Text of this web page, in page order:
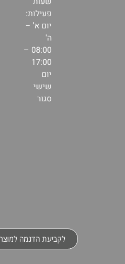
פעילות:
יום א' –
ה'
08:00 –
17:00
יום
שישי
סגור
לקביעת הדגמה למוצרי unox בחינם